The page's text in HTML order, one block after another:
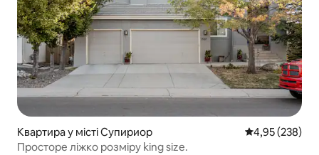
Квартира у місті Супириор Середня
4,95 (238)
Просторе ліжко розміру king size.